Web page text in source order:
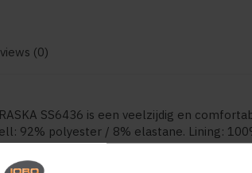
(0)
SS6436 is een veelzijdig en
92% polyester / 8% elastane. Lining:
300 gsm.. De kwaliteit biedt een
duurzaamheid. Geschikt voor dagelijks